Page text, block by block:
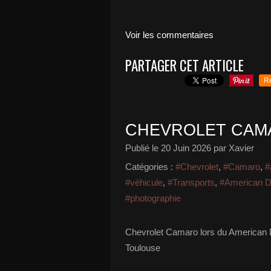
Voir les commentaires
PARTAGER CET ARTICLE
CHEVROLET
Publié le 20 Juin 2026 par Xavier
Catégories : #Chevrolet, #Camaro,
#véhicule, #Transports, #American
#photographie
Chevrolet Camaro lors du
Toulouse